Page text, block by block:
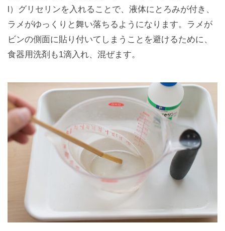
l）グリセリンを入れることで、液体にとろみが付き、
ラメがゆっくりと舞い落ちるようになります。ラメが
ビンの側面に貼り付いてしまうことを避けるために、
食器用洗剤も1滴入れ、混ぜます。